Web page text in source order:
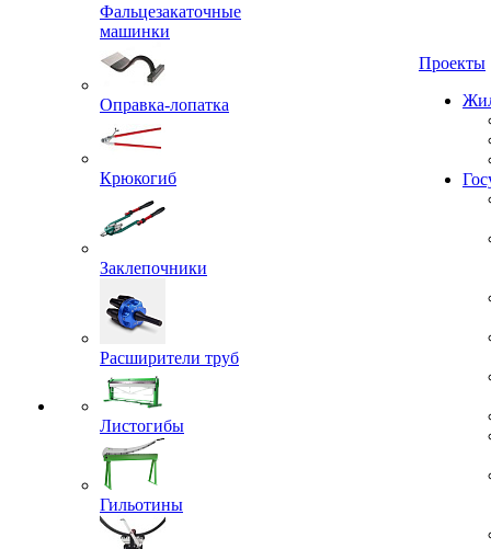
Фальцезакаточные
машинки
Оправка-лопатка
Крюкогиб
Заклепочники
Расширители труб
Листогибы
Гильотины
Проекты